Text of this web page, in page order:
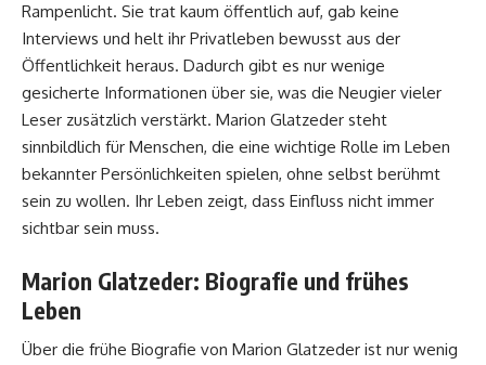
Rampenlicht. Sie trat kaum öffentlich auf, gab keine
Interviews und helt ihr Privatleben bewusst aus der
Öffentlichkeit heraus. Dadurch gibt es nur wenige
gesicherte Informationen über sie, was die Neugier vieler
Leser zusätzlich verstärkt. Marion Glatzeder steht
sinnbildlich für Menschen, die eine wichtige Rolle im Leben
bekannter Persönlichkeiten spielen, ohne selbst berühmt
sein zu wollen. Ihr Leben zeigt, dass Einfluss nicht immer
sichtbar sein muss.
Marion Glatzeder: Biografie und frühes
Leben
Über die frühe Biografie von Marion Glatzeder ist nur wenig